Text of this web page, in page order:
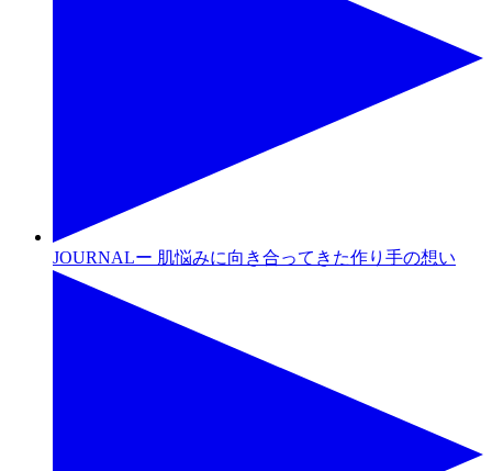
JOURNALー 肌悩みに向き合ってきた作り手の想い